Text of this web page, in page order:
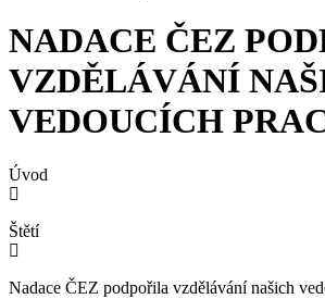
NADACE ČEZ
VZDĚLÁVÁNÍ
VEDOUCÍCH
Úvod
Štětí
Nadace ČEZ podpořila vzdělávání našich